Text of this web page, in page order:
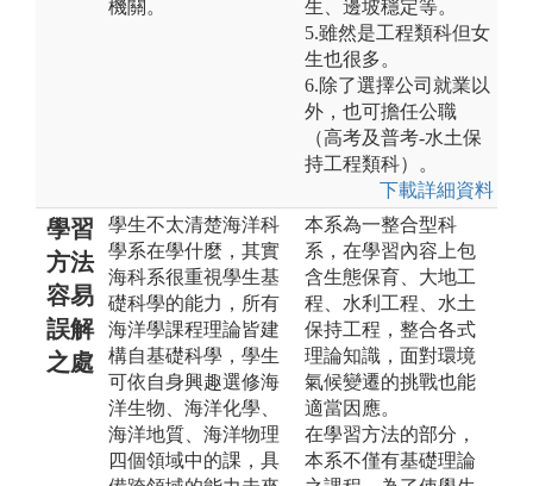
機關。
生、邊坡穩定等。
5.雖然是工程類科但女
生也很多。
6.除了選擇公司就業以
外，也可擔任公職
（高考及普考-水土保
持工程類科）。
下載詳細資料
學習
方法
容易
誤解
之處
學生不太清楚海洋科
學系在學什麼，其實
海科系很重視學生基
礎科學的能力，所有
海洋學課程理論皆建
構自基礎科學，學生
可依自身興趣選修海
洋生物、海洋化學、
海洋地質、海洋物理
四個領域中的課，具
本系為一整合型科
系，在學習內容上包
含生態保育、大地工
程、水利工程、水土
保持工程，整合各式
理論知識，面對環境
氣候變遷的挑戰也能
適當因應。
在學習方法的部分，
本系不僅有基礎理論